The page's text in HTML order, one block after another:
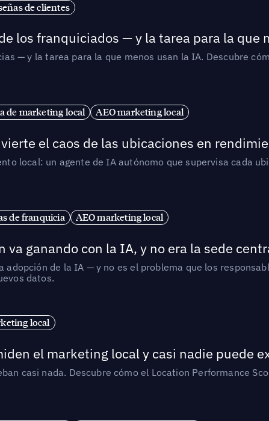
de clientes
los franquiciados — y la tarea para la que
— y la tarea para la que menos usan la IA. Descubre
de marketing local AEO marketing local
el caos de las ubicaciones en
local: un agente de IA autónomo que supervisa cada
de franquicia AEO marketing local
ganando con la IA, y no era la sede
adopción de la IA — y no es el problema que los
datos.
local
el marketing local y casi nadie puede
casi nada. Descubre cómo el Location Performance